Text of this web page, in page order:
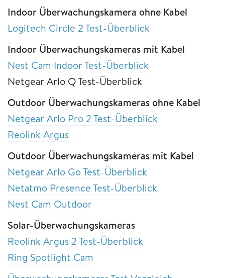
Indoor Überwachungskamera ohne Kabel
Logitech Circle 2 Test-Überblick
Indoor Überwachungskameras mit Kabel
Nest Cam Indoor Test-Überblick
Netgear Arlo Q Test-Überblick
Outdoor Überwachungskameras ohne Kabel
Netgear Arlo Pro 2 Test-Überblick
Reolink Argus
Outdoor Überwachungskameras mit Kabel
Netgear Arlo Go Test-Überblick
Netatmo Presence Test-Überblick
Nest Cam Outdoor
Solar-Überwachungskameras
Reolink Argus 2 Test-Überblick
Ring Spotlight Cam